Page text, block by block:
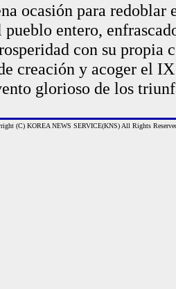
ocasión para
entero,
con su propia
creación y acoger el
glorioso de los
(C) KOREA NEWS SERVICE(KNS) All Rights